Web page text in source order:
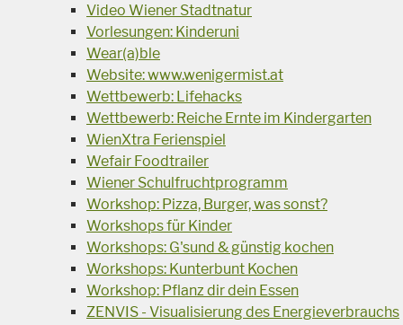
Video Wiener Stadtnatur
Vorlesungen: Kinderuni
Wear(a)ble
Website: www.wenigermist.at
Wettbewerb: Lifehacks
Wettbewerb: Reiche Ernte im Kindergarten
WienXtra Ferienspiel
Wefair Foodtrailer
Wiener Schulfruchtprogramm
Workshop: Pizza, Burger, was sonst?
Workshops für Kinder
Workshops: G'sund & günstig kochen
Workshops: Kunterbunt Kochen
Workshop: Pflanz dir dein Essen
ZENVIS - Visualisierung des Energieverbrauchs